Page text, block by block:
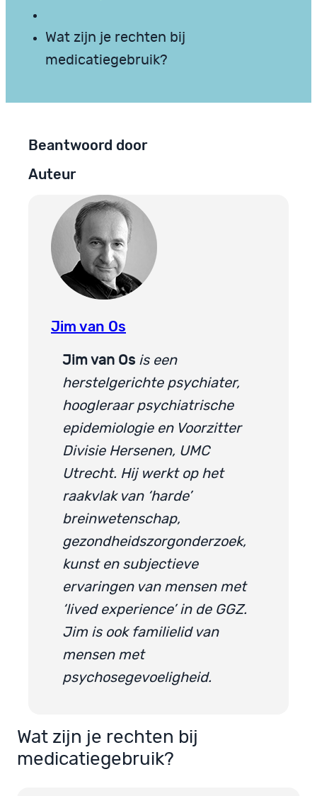
Wat zijn je rechten bij
medicatiegebruik?
Beantwoord door
Auteur
Jim van Os
Jim van Os is een
herstelgerichte psychiater,
hoogleraar psychiatrische
epidemiologie en Voorzitter
Divisie Hersenen, UMC
Utrecht. Hij werkt op het
raakvlak van ‘harde’
breinwetenschap,
gezondheidszorgonderzoek,
kunst en subjectieve
ervaringen van mensen met
‘lived experience’ in de GGZ.
Jim is ook familielid van
mensen met
psychosegevoeligheid.
Wat zijn je rechten bij
medicatiegebruik?